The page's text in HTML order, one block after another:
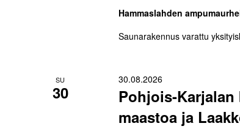
Hammaslahden
Saunarakennus varattu
SU
30
Pohjois-Karjalan
maastoa ja
30.08.2026